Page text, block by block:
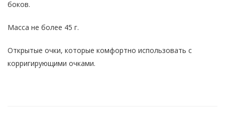
боков.
Масса не более 45 г.
Открытые очки, которые комфортно использовать с
корригирующими очками.